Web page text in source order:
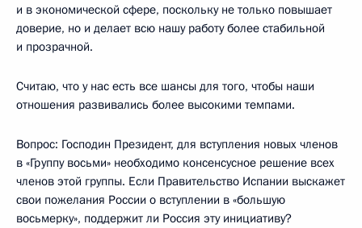
и в экономической сфере, поскольку не только повышает
доверие, но и делает всю нашу работу более стабильной
и прозрачной.
Считаю, что у нас есть все шансы для того, чтобы наши
отношения развивались более высокими темпами.
Вопрос: Господин Президент, для вступления новых членов
в «Группу восьми» необходимо консенсусное решение всех
членов этой группы. Если Правительство Испании выскажет
свои пожелания России о вступлении в «большую
восьмерку», поддержит ли Россия эту инициативу?